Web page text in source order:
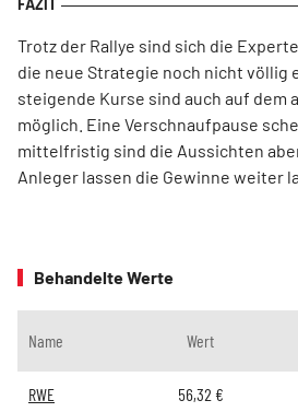
Trotz der Rallye sind sich die
die neue Strategie noch nicht völlig
steigende Kurse sind auch auf dem
möglich. Eine Verschnaufpause
mittelfristig sind die Aussichten
Anleger lassen die Gewinne weiter
Behandelte Werte
Name Wert
RWE 56,32 €